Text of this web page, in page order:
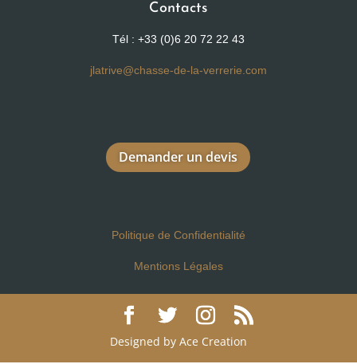
Contacts
Tél : +33 (0)6 20 72 22 43
jlatrive@chasse-de-la-verrerie.com
Demander un devis
Politique de Confidentialité
Mentions Légales
Designed by Ace Creation